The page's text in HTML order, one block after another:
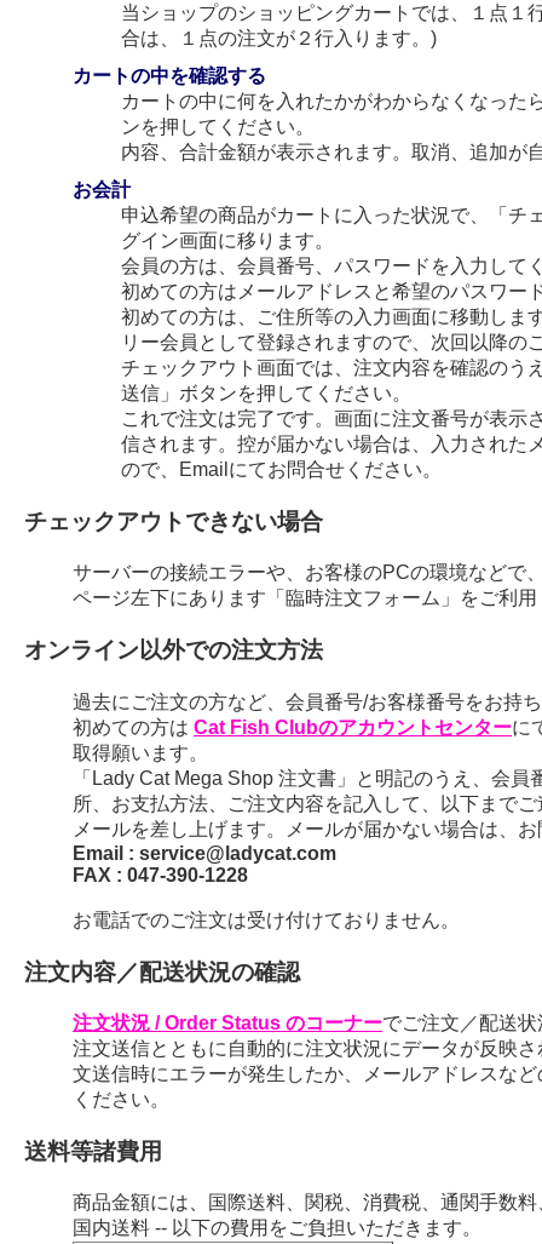
当ショップのショッピングカートでは、１点１
合は、１点の注文が２行入ります。)
カートの中を確認する
カートの中に何を入れたかがわからなくなった
ンを押してください。
内容、合計金額が表示されます。取消、追加が
お会計
申込希望の商品がカートに入った状況で、「チ
グイン画面に移ります。
会員の方は、会員番号、パスワードを入力して
初めての方はメールアドレスと希望のパスワー
初めての方は、ご住所等の入力画面に移動しま
リー会員として登録されますので、次回以降の
チェックアウト画面では、注文内容を確認のう
送信」ボタンを押してください。
これで注文は完了です。画面に注文番号が表
信されます。控が届かない場合は、入力された
ので、Emailにてお問合せください。
チェックアウトできない場合
サーバーの接続エラーや、お客様のPCの環境などで
ページ左下にあります「臨時注文フォーム」をご利
オンライン以外での注文方法
過去にご注文の方など、会員番号/お客様番号をお持
初めての方は Cat Fish Clubのアカウントセンターに
取得願います。
「Lady Cat Mega Shop 注文書」と明記のうえ、会
所、お支払方法、ご注文内容を記入して、以下まで
メールを差し上げます。メールが届かない場合は、
Email : service@ladycat.com
FAX : 047-390-1228
お電話でのご注文は受け付けておりません。
注文内容／配送状況の確認
注文状況 / Order Status のコーナーでご注文／配送
注文送信とともに自動的に注文状況にデータが反映
文送信時にエラーが発生したか、メールアドレスな
ください。
送料等諸費用
商品金額には、国際送料、関税、消費税、通関手数
国内送料 -- 以下の費用をご負担いただきます。